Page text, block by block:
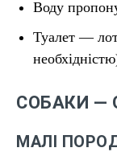
Воду
Туалет —
СОБАКИ —
МАЛІ